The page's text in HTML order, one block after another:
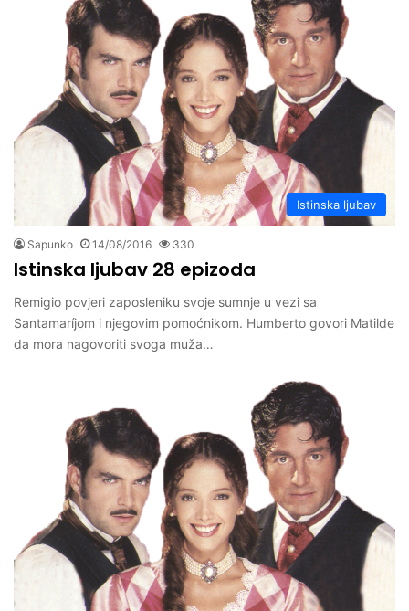
Istinska ljubav
Sapunko 14/08/2016 330
Istinska ljubav 28 epizoda
Remigio povjeri zaposleniku svoje sumnje u vezi sa
Santamaríjom i njegovim pomoćnikom. Humberto govori Matilde
da mora nagovoriti svoga muža…